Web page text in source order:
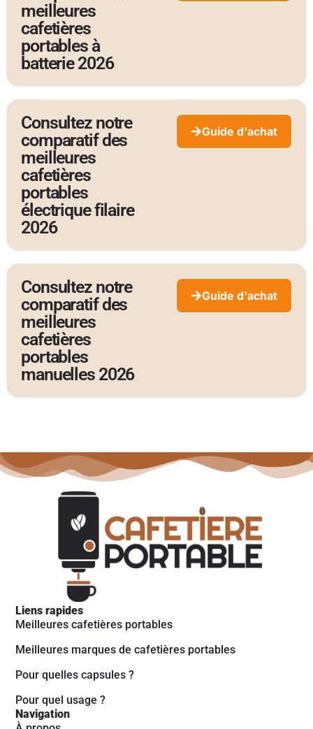
meilleures
cafetières
portables à
batterie2026
Consultez notre
comparatif des
meilleures
cafetières
portables
électrique filaire
2026
Guide d'achat
Consultez notre
comparatif des
meilleures
cafetières
portables
manuelles 2026
Guide d'achat
Liens rapides
Meilleures cafetières portables
Meilleures marques de cafetières portables
Pour quelles capsules ?
Pour quel usage ?
Navigation